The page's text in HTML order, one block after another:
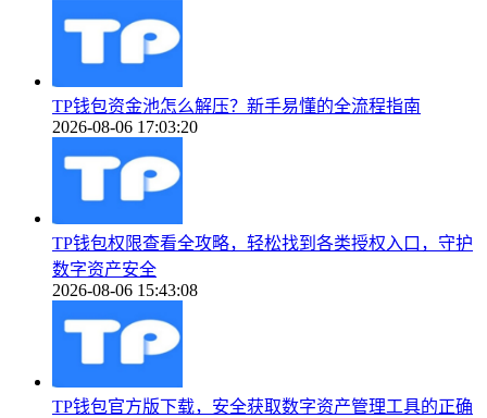
TP钱包资金池怎么解压？新手易懂的全流程指南
2026-08-06 17:03:20
TP钱包权限查看全攻略，轻松找到各类授权入口，守护
数字资产安全
2026-08-06 15:43:08
TP钱包官方版下载，安全获取数字资产管理工具的正确